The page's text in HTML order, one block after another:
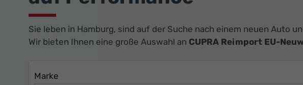
Sie leben in Hamburg, sind auf der Suche nach einem neuen Auto
Wir bieten Ihnen eine große Auswahl an CUPRA Reimport EU-
Marke